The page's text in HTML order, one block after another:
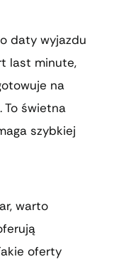
daty wyjazdu
last minute,
na
To świetna
szybkiej
warto
oferty